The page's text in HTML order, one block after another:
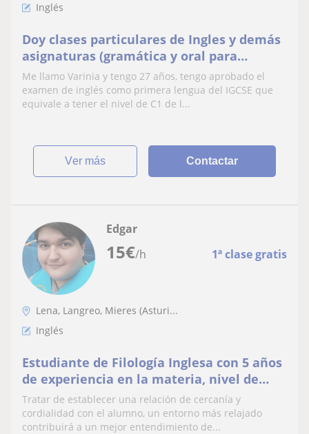
Inglés
Doy clases particulares de Ingles y demás
asignaturas (gramática y oral para
pronunciación)
Me llamo Varinia y tengo 27 años, tengo aprobado el
examen de inglés como primera lengua del IGCSE que
equivale a tener el nivel de C1 de l...
ver más Contactar
15€/h 1ª clase gratis
Edgar
Lena, Langreo, Mieres (Asturi...
Inglés
Estudiante de Filología Inglesa con 5 años
de experiencia en la materia, nivel de
dominio avanzado (B2), online
principalmente
Tratar de establecer una relación de cercanía y
cordialidad con el alumno, un entorno más relajado
contribuirá a un mejor entendimiento de...